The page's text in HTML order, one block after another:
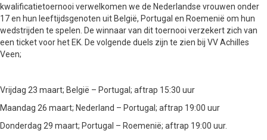
kwalificatietoernooi verwelkomen we de Nederlandse vrouwen onder
17 en hun leeftijdsgenoten uit België, Portugal en Roemenië om hun
wedstrijden te spelen. De winnaar van dit toernooi verzekert zich van
een ticket voor het EK. De volgende duels zijn te zien bij VV Achilles
Veen;
Vrijdag 23 maart; België – Portugal; aftrap 15:30 uur
Maandag 26 maart; Nederland – Portugal; aftrap 19:00 uur
Donderdag 29 maart; Portugal – Roemenië; aftrap 19:00 uur.